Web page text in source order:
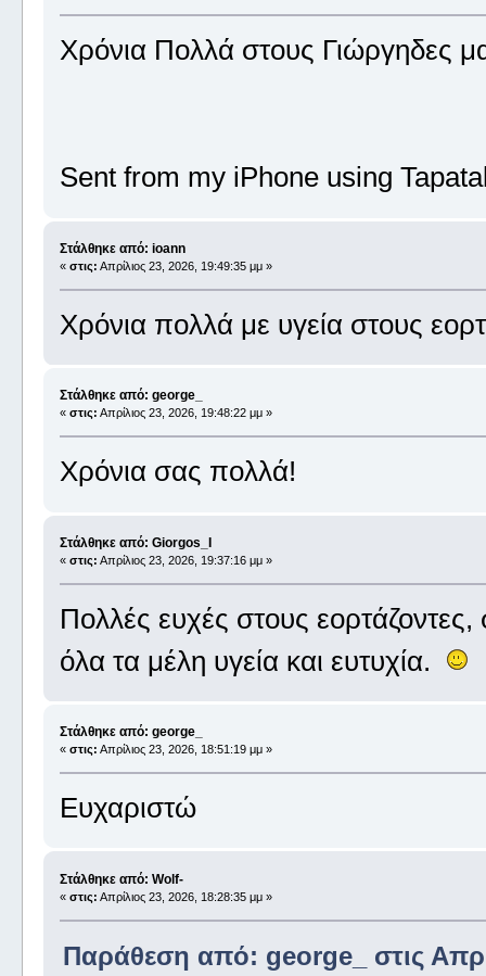
Χρόνια Πολλά στους Γιώργηδες
Sent from my iPhone using
Στάλθηκε από: ioann
« στις: Απρίλιος 23, 2026, 19:49:35 μμ »
Χρόνια πολλά με υγεία στους
Στάλθηκε από: george_
« στις: Απρίλιος 23, 2026, 19:48:22 μμ »
Χρόνια σας πολλά!
Στάλθηκε από: Giorgos_I
« στις: Απρίλιος 23, 2026, 19:37:16 μμ »
Πολλές ευχές στους
όλα τα μέλη υγεία και ευτυχία.
Στάλθηκε από: george_
« στις: Απρίλιος 23, 2026, 18:51:19 μμ »
Ευχαριστώ
Στάλθηκε από: Wolf-
« στις: Απρίλιος 23, 2026, 18:28:35 μμ »
Παράθεση από: george_ στις